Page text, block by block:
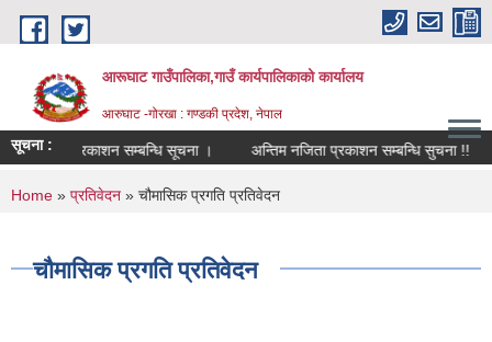
Skip to main content
आरूघाट गाउँपालिका,गाउँ कार्यपालिकाको कार्यालय
आरुघाट -गोरखा : गण्डकी प्रदेश, नेपाल
सूचना :
मिति प्रकाशन सम्बन्धि सूचना । अन्तिम नजिता प्रकाशन सम्बन्धि सुचना !!
You are here
Home » प्रतिवेदन » चौमासिक प्रगति प्रतिवेदन
चौमासिक प्रगति प्रतिवेदन